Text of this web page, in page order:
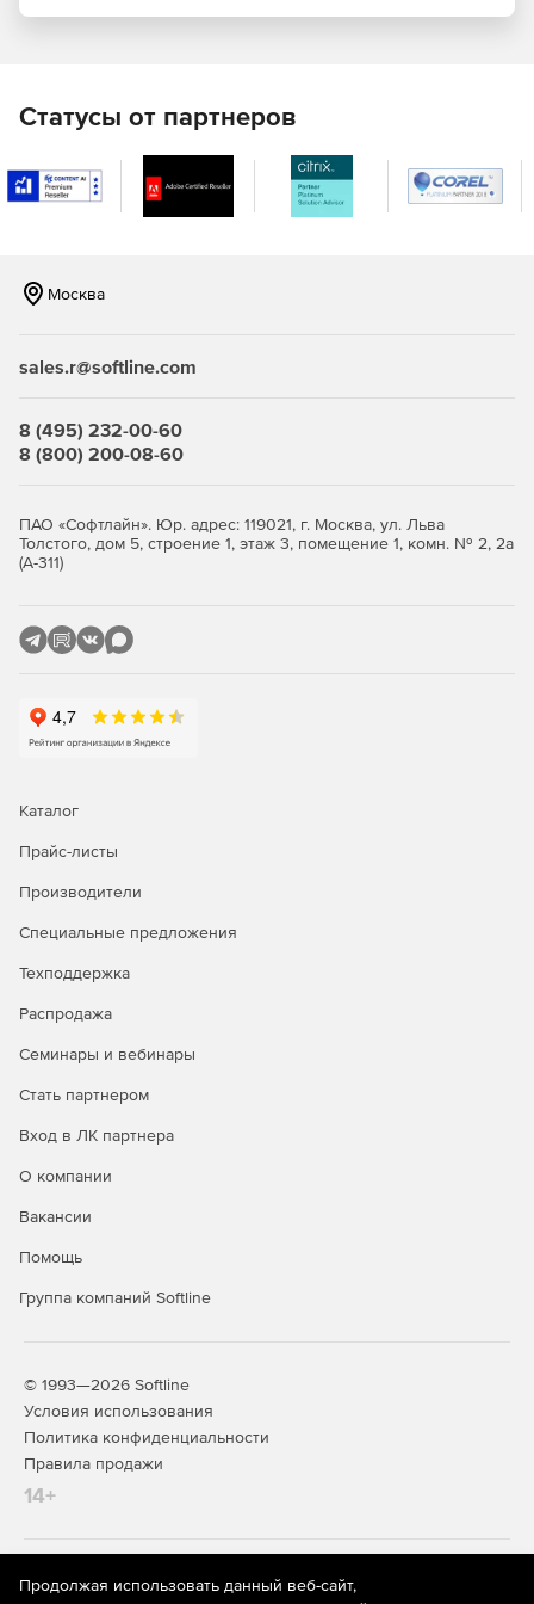
Использование средств для рисования графических
элементов, контроля динамического
информационного содержимого, вводных форм,
редактирования текста.
Standard Toolbar – панель с основными командами:
создать новый проект, открыть, сохранить и т. д.
Insert Toolbar – панель с командами вставки основных
Control Toolbar – панель управления анимацией.
программой форматов Swf, Html, Exe и Avi.
элементов и конвертирования одних видов объектов
Статусы от партнеров
Москва
sales.r@softline.com
8 (495) 232-00-60
8 (800) 200-08-60
ПАО «Софтлайн». Юр. адрес: 119021, г. Москва, ул. Льва
Толстого, дом 5, строение 1, этаж 3, помещение 1, комн. № 2, 2а
(А-311)
Каталог
Прайс-листы
Производители
Специальные предложения
Техподдержка
Распродажа
Семинары и вебинары
Стать партнером
Вход в ЛК партнера
О компании
Вакансии
Помощь
Группа компаний Softline
© 1993—2026 Softline
Условия использования
Политика конфиденциальности
Правила продажи
14+
На информационном ресурсе store.softline.ru применяются
рекомендательные технологии
(информационные технологии
Продолжая использовать данный веб-сайт,